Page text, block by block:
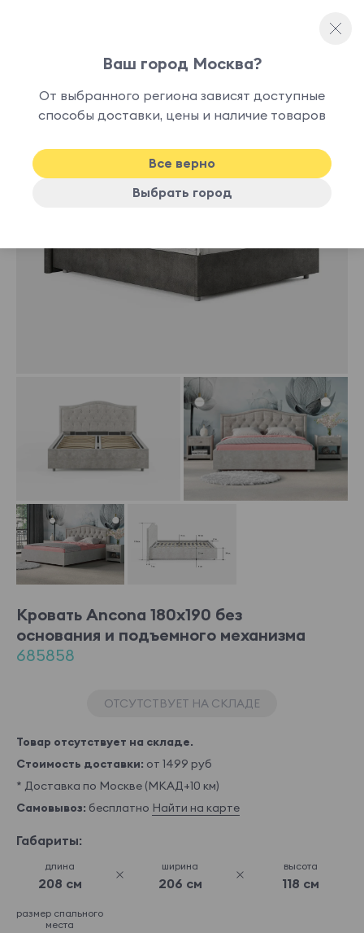
наличии
Кровать Ancona 180x190 без
основания и подъемного механизма
685858
ОТСУТСТВУЕТ НА СКЛАДЕ
Товар отсутствует на складе.
Стоимость доставки: от 1499 руб
* Доставка по Москве (МКАД+10 км)
Самовывоз: бесплатно Найти на карте
Габариты:
длина
208 см
ширина
206 см
высота
118 см
размер спального
места
Ваш город Москва?
От выбранного региона зависят доступные
способы доставки, цены и наличие товаров
Все верно
Выбрать город